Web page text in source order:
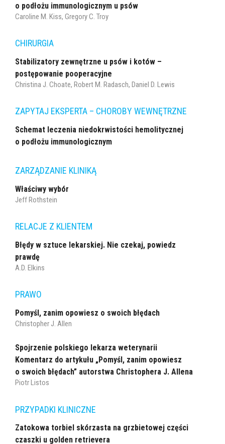
o podłożu immunologicznym u psów
Caroline M. Kiss, Gregory C. Troy
CHIRURGIA
Stabilizatory zewnętrzne u psów i kotów –
postępowanie pooperacyjne
Christina J. Choate, Robert M. Radasch, Daniel D. Lewis
ZAPYTAJ EKSPERTA – CHOROBY WEWNĘTRZNE
Schemat leczenia niedokrwistości hemolitycznej
o podłożu immunologicznym
ZARZĄDZANIE KLINIKĄ
Właściwy wybór
Jeff Rothstein
RELACJE Z KLIENTEM
Błędy w sztuce lekarskiej. Nie czekaj, powiedz
prawdę
A.D. Elkins
PRAWO
Pomyśl, zanim opowiesz o swoich błędach
Christopher J. Allen
Spojrzenie polskiego lekarza weterynarii
Komentarz do artykułu „Pomyśl, zanim opowiesz
o swoich błędach” autorstwa Christophera J. Allena
Piotr Listos
PRZYPADKI KLINICZNE
Zatokowa torbiel skórzasta na grzbietowej części
czaszki u golden retrievera